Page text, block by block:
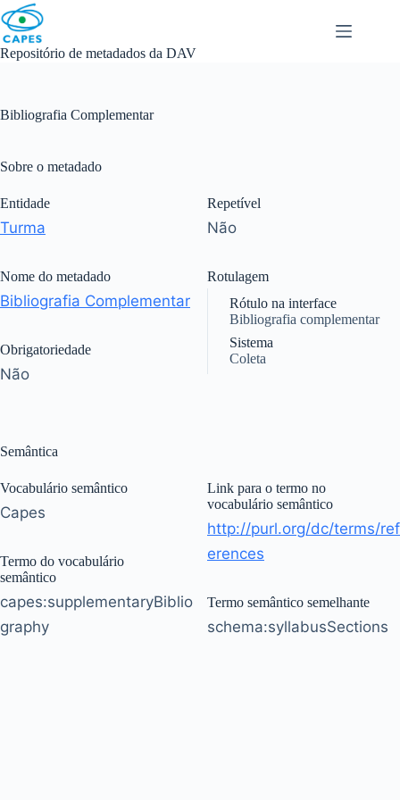
Skip
to
content
Repositório de metadados da DAV
Bibliografia Complementar
Sobre o metadado
Entidade
Turma
Nome do metadado
Bibliografia Complementar
Obrigatoriedade
Não
Repetível
Não
Rotulagem
Rótulo na interface
Bibliografia complementar
Sistema
Coleta
Semântica
Vocabulário semântico
Capes
Termo do vocabulário
semântico
capes:supplementaryBiblio
graphy
Link para o termo no
vocabulário semântico
http://purl.org/dc/terms/ref
erences
Termo semântico semelhante
schema:syllabusSections